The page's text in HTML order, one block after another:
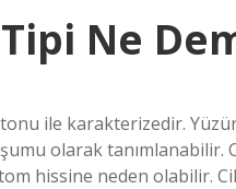
Ne
ile karakterizedir.
olarak
hissine neden olabilir.